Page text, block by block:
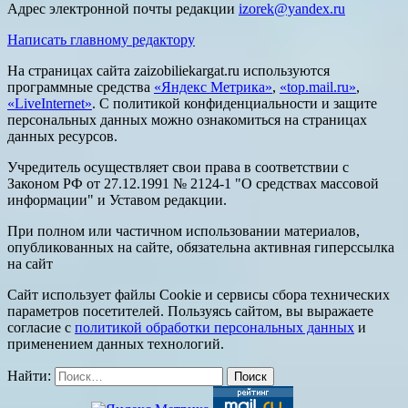
Адрес электронной почты редакции izorek@yandex.ru
Написать главному редактору
На страницах сайта zaizobiliekargat.ru используются
программные средства «Яндекс Метрика», «top.mail.ru»,
«LiveInternet». С политикой конфиденциальности и защите
персональных данных можно ознакомиться на страницах
данных ресурсов.
Учредитель осуществляет свои права в соответствии с
Законом РФ от 27.12.1991 № 2124-1 "О средствах массовой
информации" и Уставом редакции.
При полном или частичном использовании материалов,
опубликованных на сайте, обязательна активная гиперссылка
на сайт
Сайт использует файлы Cookie и сервисы сбора технических
параметров посетителей. Пользуясь сайтом, вы выражаете
согласие с политикой обработки персональных данных и
применением данных технологий.
Найти: